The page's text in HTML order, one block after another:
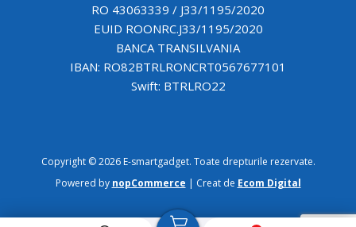
RO 43063339 / J33/1195/2020
EUID ROONRC.J33/1195/2020
BANCA TRANSILVANIA
IBAN: RO82BTRLRONCRT0567677101
Swift: BTRLRO22
Copyright © 2026 E-smartgadget. Toate drepturile rezervate.
Powered by nopCommerce | Creat de Ecom Digital